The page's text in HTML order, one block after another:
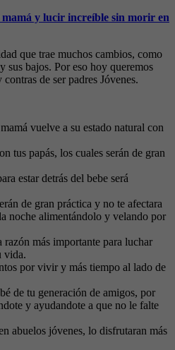
y lucir increíble sin morir en
que trae muchos cambios, como
sus bajos. Por eso hoy queremos
de ser padres Jóvenes.
vuelve a su estado natural con
tus papás, los cuales serán de gran
estar detrás del bebe será
de gran práctica y no te afectara
noche alimentándolo y velando por
razón más importante para luchar
vida.
por vivir y más tiempo al lado de
de tu generación de amigos, por
y ayudandote a que no le falte
abuelos jóvenes, lo disfrutaran más